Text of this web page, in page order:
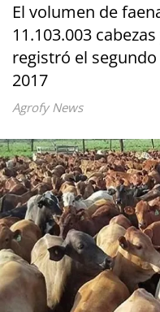
El volumen de
11.103.003
registró el
2017
Agrofy News